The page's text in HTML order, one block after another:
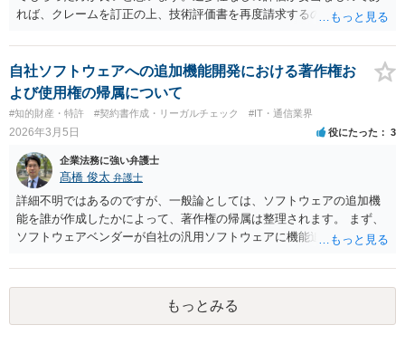
れば、クレームを訂正の上、技術評価書を再度請求するのが良いと考
月を経過」すると、クレーム訂正ができなくなるのでご留意ください
（実案法１４条の２第１項）。なお、条文上、「最初の」との限定が
あることからも、法は、２回目以降の実用新案技術評価書を予定して
います。
自社ソフトウェアへの追加機能開発における著作権お
よび使用権の帰属について
#知的財産・特許 #契約書作成・リーガルチェック #IT・通信業界
2026年3月5日 役にたった 3
企業法務に強い弁護士
髙橋 俊太 弁護士
詳細不明ではあるのですが、一般論としては、ソフトウェアの追加機
能を誰が作成したかによって、著作権の帰属は整理されます。 まず、
ソフトウェアベンダーが自社の汎用ソフトウェアに機能追加を行った
の合意がない限り、追加部分を含めたプログラムの著作権は原則とし
てベンダーに帰属します。利用者が費用を負担している場合でも、そ
れだけで著作権が利用者に移転するわけではありません。 一方、利用
者側に認められるのは通常、その追加機能を含むソフトウェアを契約
もっとみる